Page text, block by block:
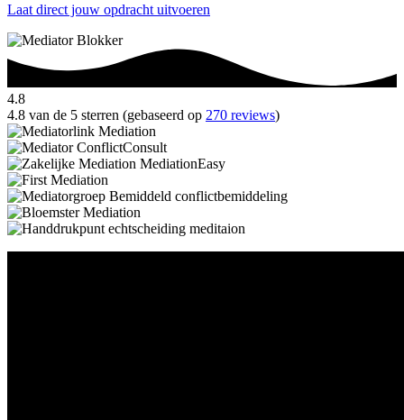
Laat direct jouw opdracht uitvoeren
4.8
4.8 van de 5 sterren (gebaseerd op 270 reviews)